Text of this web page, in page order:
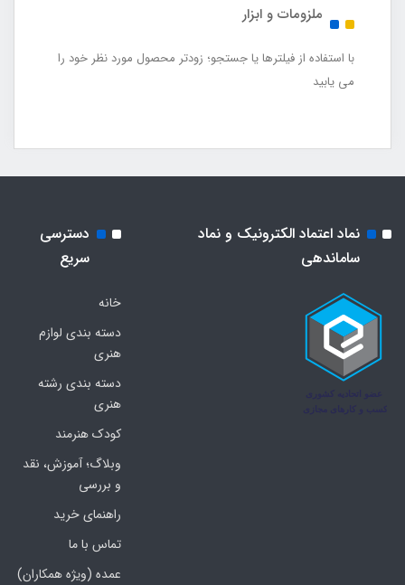
ملزومات و ابزار
با استفاده از فیلترها یا جستجو؛ زودتر محصول مورد نظر خود را
می یابید
نماد اعتماد الکترونیک و نماد
ساماندهی
دسترسی
سریع
خانه
دسته بندی لوازم
هنری
دسته بندی رشته
هنری
کودک هنرمند
وبلاگ؛ آموزش، نقد
و بررسی
راهنمای خرید
تماس با ما
عمده (ویژه همکاران)